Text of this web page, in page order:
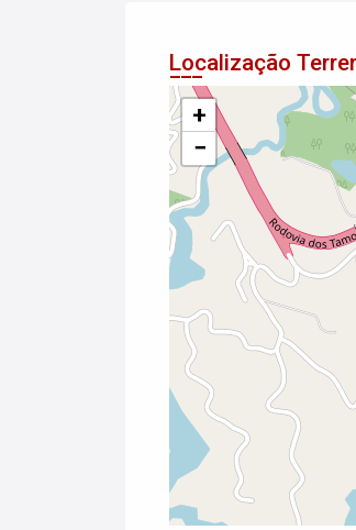
Localização
+
−